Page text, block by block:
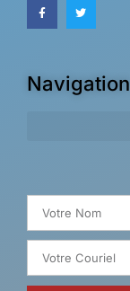
Navigation